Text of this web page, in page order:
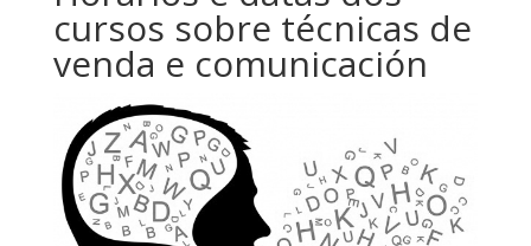
cursos sobre técnicas de
venda e comunicación